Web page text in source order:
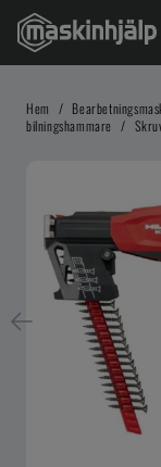
Hem /
bilningshammare /